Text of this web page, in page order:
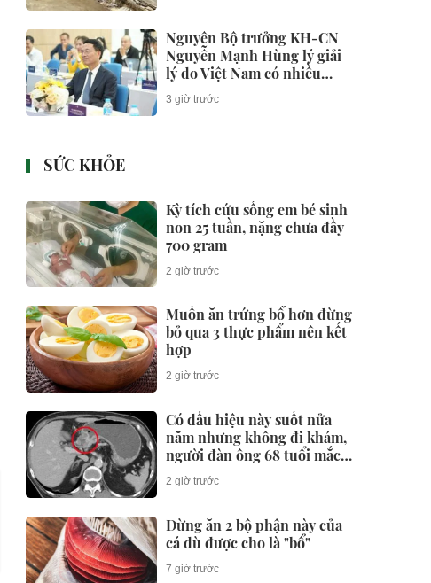
Nguyên Bộ trưởng KH-CN
Nguyễn Mạnh Hùng lý giải
lý do Việt Nam có nhiều
doanh nghiệp khởi nghiệp
thành công, nhưng lại ít
3 giờ trước
SỨC KHỎE
Kỳ tích cứu sống em bé sinh
non 25 tuần, nặng chưa đầy
700 gram
2 giờ trước
Muốn ăn trứng bổ hơn đừng
bỏ qua 3 thực phẩm nên kết
hợp
2 giờ trước
Có dấu hiệu này suốt nửa
năm nhưng không đi khám,
người đàn ông 68 tuổi mắc
ung thư giai đoạn 3
2 giờ trước
Đừng ăn 2 bộ phận này của
cá dù được cho là "bổ"
7 giờ trước